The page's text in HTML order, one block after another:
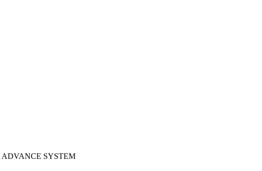
ADVANCE SYSTEM